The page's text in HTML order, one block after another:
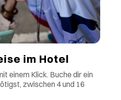
im Hotel
einem Klick. Buche dir ein
zwischen 4 und 16